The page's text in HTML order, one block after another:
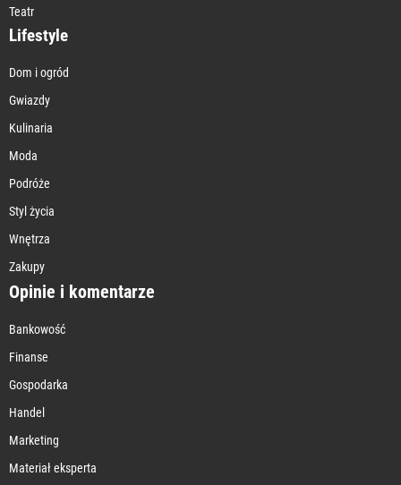
Teatr
Lifestyle
Dom i ogród
Gwiazdy
Kulinaria
Moda
Podróże
Styl życia
Wnętrza
Zakupy
Opinie i komentarze
Bankowość
Finanse
Gospodarka
Handel
Marketing
Materiał eksperta